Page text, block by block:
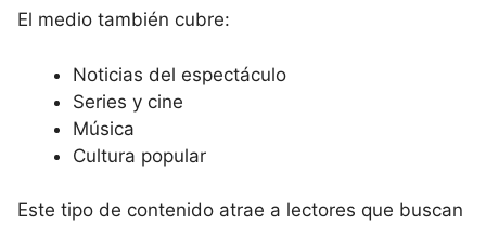
El medio también cubre:
Noticias del espectáculo
Series y cine
Música
Cultura popular
Este tipo de contenido atrae a lectores que buscan